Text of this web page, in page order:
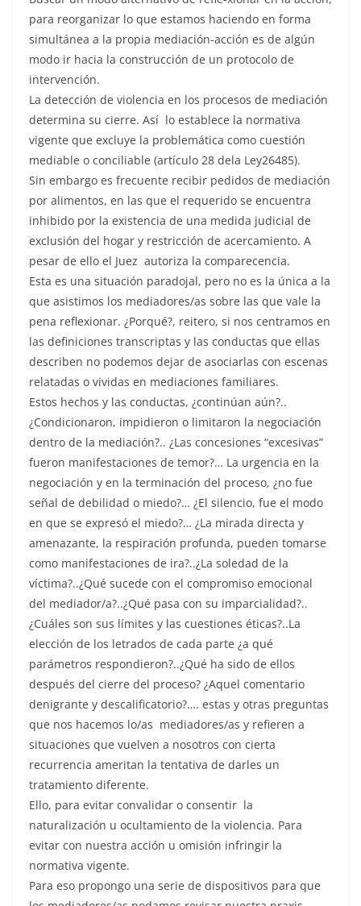
para reorganizar lo que estamos haciendo en forma
simultánea a la propia mediación-acción es de algún
modo ir hacia la construcción de un protocolo de
intervención.
La detección de violencia en los procesos de mediación
determina su cierre. Así lo establece la normativa
vigente que excluye la problemática como cuestión
mediable o conciliable (artículo 28 dela Ley26485).
Sin embargo es frecuente recibir pedidos de mediación
por alimentos, en las que el requerido se encuentra
inhibido por la existencia de una medida judicial de
exclusión del hogar y restricción de acercamiento. A
pesar de ello el Juez autoriza la comparecencia.
Esta es una situación paradojal, pero no es la única a la
que asistimos los mediadores/as sobre las que vale la
pena reflexionar. ¿Porqué?, reitero, si nos centramos en
las definiciones transcriptas y las conductas que ellas
describen no podemos dejar de asociarlas con escenas
relatadas o vividas en mediaciones familiares.
Estos hechos y las conductas, ¿continúan aún?..
¿Condicionaron, impidieron o limitaron la negociación
dentro de la mediación?.. ¿Las concesiones “excesivas”
fueron manifestaciones de temor?… La urgencia en la
negociación y en la terminación del proceso, ¿no fue
señal de debilidad o miedo?… ¿El silencio, fue el modo
en que se expresó el miedo?… ¿La mirada directa y
amenazante, la respiración profunda, pueden tomarse
como manifestaciones de ira?..¿La soledad de la
víctima?..¿Qué sucede con el compromiso emocional
del mediador/a?..¿Qué pasa con su imparcialidad?..
¿Cuáles son sus límites y las cuestiones éticas?..La
elección de los letrados de cada parte ¿a qué
parámetros respondieron?..¿Qué ha sido de ellos
después del cierre del proceso? ¿Aquel comentario
denigrante y descalificatorio?…. estas y otras preguntas
que nos hacemos lo/as mediadores/as y refieren a
situaciones que vuelven a nosotros con cierta
recurrencia ameritan la tentativa de darles un
tratamiento diferente.
Ello, para evitar convalidar o consentir la
naturalización u ocultamiento de la violencia. Para
evitar con nuestra acción u omisión infringir la
normativa vigente.
Para eso propongo una serie de dispositivos para que